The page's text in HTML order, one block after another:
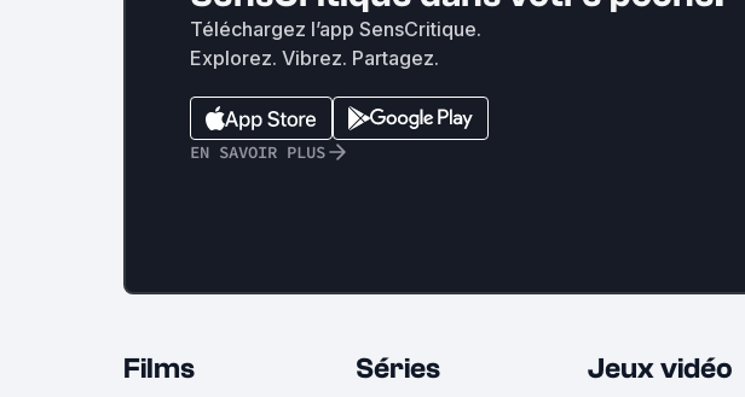
Téléchargez l’app SensCritique.
Explorez. Vibrez. Partagez.
EN SAVOIR PLUS
Films Séries Jeux vidéo